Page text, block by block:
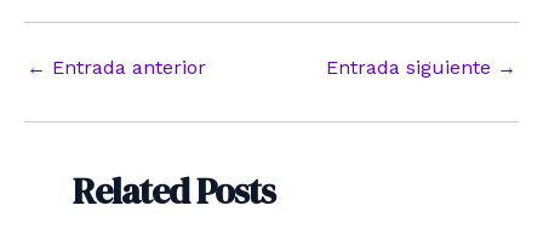
Navegación
entradas
← Entrada anterior Entrada siguiente →
Related Posts